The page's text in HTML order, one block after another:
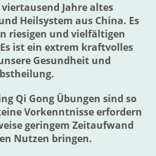
Jahre altes
Heilsystem aus China. Es
riesigen und vielfältigen
ist ein extrem kraftvolles
Gesundheit und
Qi Gong Übungen sind so
Vorkenntnisse erfordern
geringem Zeitaufwand
Nutzen bringen.